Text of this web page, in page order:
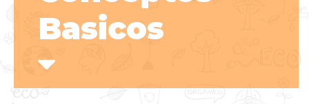
Basicos